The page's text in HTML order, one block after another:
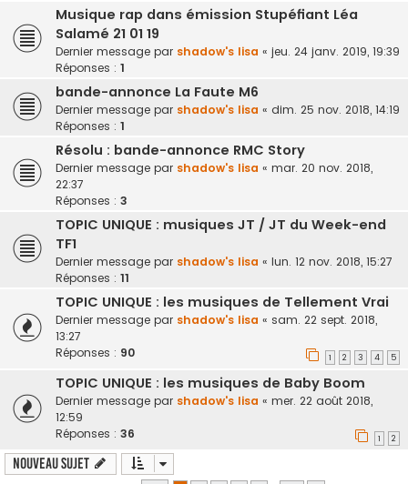
Musique rap dans émission Stupéfiant Léa
Salamé 21 01 19
Dernier message par shadow's lisa « jeu. 24 janv. 2019, 19:39
Réponses : 1
bande-annonce La Faute M6
Dernier message par shadow's lisa « dim. 25 nov. 2018, 14:19
Réponses : 1
Résolu : bande-annonce RMC Story
Dernier message par shadow's lisa « mar. 20 nov. 2018,
22:37
Réponses : 3
TOPIC UNIQUE : musiques JT / JT du Week-end
TF1
Dernier message par shadow's lisa « lun. 12 nov. 2018, 15:27
Réponses : 11
TOPIC UNIQUE : les musiques de Tellement Vrai
Dernier message par shadow's lisa « sam. 22 sept. 2018,
13:27
Réponses : 90 1 2 3 4 5
TOPIC UNIQUE : les musiques de Baby Boom
Dernier message par shadow's lisa « mer. 22 août 2018,
12:59
Réponses : 36 1 2
Nouveau sujet